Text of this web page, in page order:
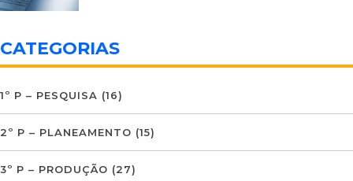
CATEGORIAS
1º P – PESQUISA (16)
2º P – PLANEAMENTO (15)
3º P – PRODUÇÃO (27)